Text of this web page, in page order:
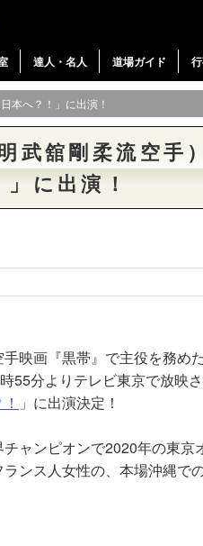
達人・名人 道場ガイド
本へ？！」に出演！
武舘剛柔流空手
に出演！
手映画『黒帯』で主役を務めた
55分よりテレビ東京で放映
」に出演決定！
チャンピオンで2020年の東京
ランス人女性の、本場沖縄で